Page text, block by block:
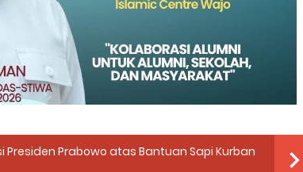
Presiden Prabowo atas Bantuan Sapi Kurban